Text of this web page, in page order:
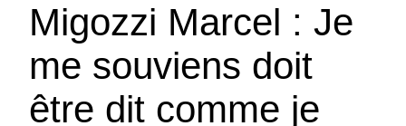
Migozzi Marcel : Je me souviens doit
Migozzi Marcel : Je
me souviens doit
être dit comme je